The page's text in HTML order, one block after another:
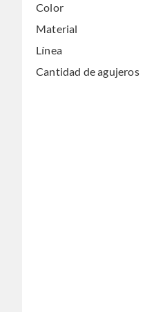
Color
Material
Línea
Cantidad de agujeros